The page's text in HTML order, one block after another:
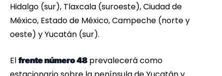
Hidalgo (sur), Tlaxcala (suroeste), Ciudad de
México, Estado de México, Campeche (norte y
oeste) y Yucatán (sur).
El frente número 48prevalecerá como